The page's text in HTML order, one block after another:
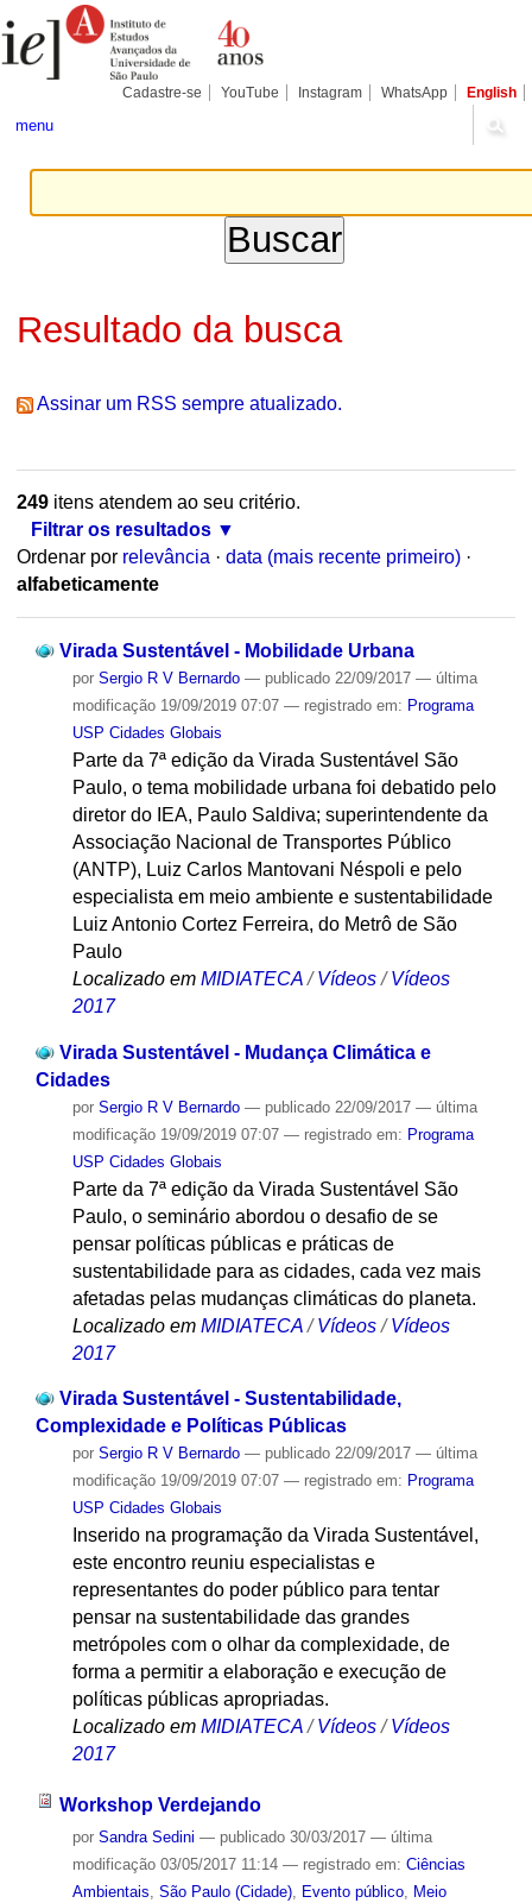
para
conteúdo.
Pessoais
Cadastre-se YouTube Instagram WhatsApp English
menu
Resultado da busca
Assinar um RSS sempre atualizado.
249itens atendem ao seu critério.
Filtrar os resultados
Ordenar por relevância · data (mais recente primeiro) ·
alfabeticamente
Virada Sustentável - Mobilidade Urbana
por Sergio R V Bernardo — publicado22/09/2017 — última
modificação19/09/2019 07:07 — registrado em: Programa
USP Cidades Globais
Parte da 7ª edição da Virada Sustentável São
Paulo, o tema mobilidade urbana foi debatido pelo
diretor do IEA, Paulo Saldiva; superintendente da
Associação Nacional de Transportes Público
(ANTP), Luiz Carlos Mantovani Néspoli e pelo
especialista em meio ambiente e sustentabilidade
Luiz Antonio Cortez Ferreira, do Metrô de São
Paulo
Localizado em MIDIATECA /Vídeos /Vídeos
2017
Virada Sustentável - Mudança Climática e
Cidades
por Sergio R V Bernardo — publicado22/09/2017 — última
modificação19/09/2019 07:07 — registrado em: Programa
USP Cidades Globais
Parte da 7ª edição da Virada Sustentável São
Paulo, o seminário abordou o desafio de se
pensar políticas públicas e práticas de
sustentabilidade para as cidades, cada vez mais
afetadas pelas mudanças climáticas do planeta.
Localizado em MIDIATECA /Vídeos /Vídeos
2017
Virada Sustentável - Sustentabilidade,
Complexidade e Políticas Públicas
por Sergio R V Bernardo — publicado22/09/2017 — última
modificação19/09/2019 07:07 — registrado em: Programa
USP Cidades Globais
Inserido na programação da Virada Sustentável,
este encontro reuniu especialistas e
representantes do poder público para tentar
pensar na sustentabilidade das grandes
metrópoles com o olhar da complexidade, de
forma a permitir a elaboração e execução de
políticas públicas apropriadas.
Localizado em MIDIATECA /Vídeos /Vídeos
2017
Workshop Verdejando
por Sandra Sedini — publicado30/03/2017 — última
modificação03/05/2017 11:14 — registrado em: Ciências
Ambientais, São Paulo (Cidade), Evento público, Meio